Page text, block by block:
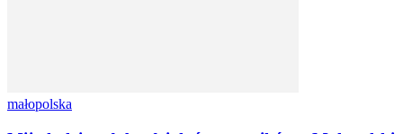
małopolska